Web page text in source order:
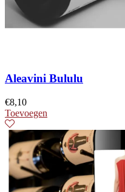
Aleavini Bululu
€8,10
Toevoegen